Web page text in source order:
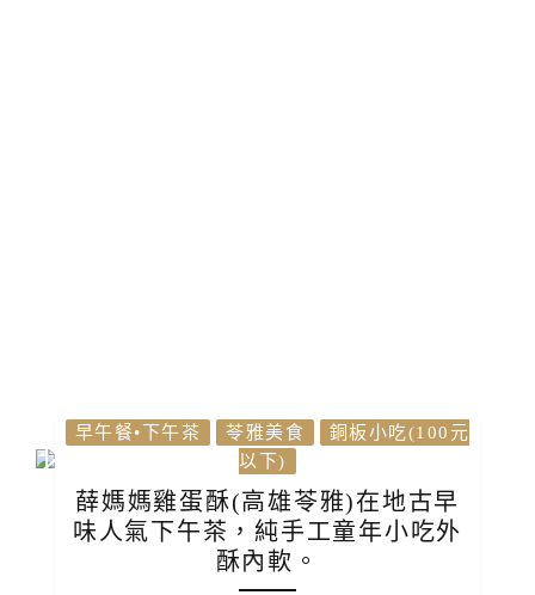
早午餐•下午茶 苓雅美食
銅板小吃(100元
以下)
薛媽媽雞蛋酥(高雄苓雅)在地古早
味人氣下午茶，純手工童年小吃外
酥內軟。